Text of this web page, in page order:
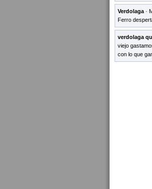
Verdolaga ·
Ferro
verdolaga
viejo
con lo que